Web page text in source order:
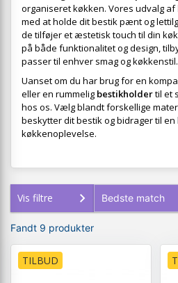
organiseret køkken. Vores udvalg af
med at holde dit bestik pænt og
de tilføjer et æstetisk touch til din
på både funktionalitet og design,
passer til enhver smag og køkkenstil.
Uanset om du har brug for en
eller en rummelig bestikholdertil et
hos os. Vælg blandt forskellige
beskytter dit bestik og bidrager til
køkkenoplevelse.
Vis filtre
Fandt 9 produkter
TILBUD